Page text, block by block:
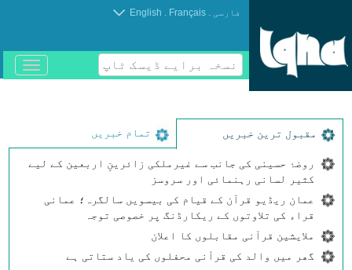
فارسی .
Français
.
English
نسخہ برایے ڈیسک ٹاپ
باز
و
مقبول ترین خبریں تمام خبریں
روضۂ حسینی کی جانب سے غیرملکی زائرینِ اربعین کے لیے
کثیر لسانی رہنمائی اور سروسز
عمان ریڈیو قرآن کے قیام کی بیسویں سالگرہ؛ عمانی
قراء کی تلاوتوں کے ریکارڈنگ پر خصوصی توجہ
ملایشین قرآنی مقابلوں کا اعلان
گھر میں والد کی قرآنی محفلوں کی یاد ستاتی ہے